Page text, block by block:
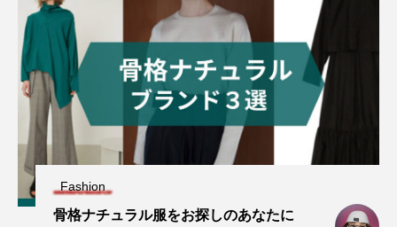
Fashion
骨格ナチュラル服をお探しのあなたに